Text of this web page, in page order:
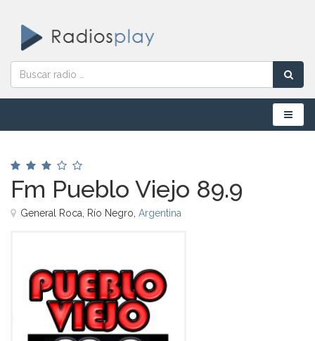
Menú
Fm Pueblo Viejo 89.9
General Roca, Río Negro, Argentina